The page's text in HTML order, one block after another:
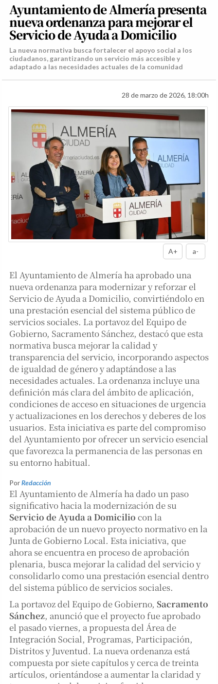
Ayuntamiento de Almería presenta
nueva ordenanza para mejorar el
Servicio de Ayuda a Domicilio
La nueva normativa busca fortalecer el apoyo social a los
ciudadanos, garantizando un servicio más accesible y
adaptado a las necesidades actuales de la comunidad
28 de marzo de 2026, 18:00h
A+ a-
El Ayuntamiento de Almería ha aprobado una
nueva ordenanza para modernizar y reforzar el
Servicio de Ayuda a Domicilio, convirtiéndolo en
una prestación esencial del sistema público de
servicios sociales. La portavoz del Equipo de
Gobierno, Sacramento Sánchez, destacó que esta
normativa busca mejorar la calidad y
transparencia del servicio, incorporando aspectos
de igualdad de género y adaptándose a las
necesidades actuales. La ordenanza incluye una
definición más clara del ámbito de aplicación,
condiciones de acceso en situaciones de urgencia
y actualizaciones en los derechos y deberes de los
usuarios. Esta iniciativa es parte del compromiso
del Ayuntamiento por ofrecer un servicio esencial
que favorezca la permanencia de las personas en
su entorno habitual.
PorRedacción
El Ayuntamiento de Almería ha dado un paso
significativo hacia la modernización de su
Servicio de Ayuda a Domicilio con la
aprobación de un nuevo proyecto normativo en la
Junta de Gobierno Local. Esta iniciativa, que
ahora se encuentra en proceso de aprobación
plenaria, busca mejorar la calidad del servicio y
consolidarlo como una prestación esencial dentro
del sistema público de servicios sociales.
La portavoz del Equipo de Gobierno, Sacramento
Sánchez, anunció que el proyecto fue aprobado
el pasado viernes, a propuesta del Área de
Integración Social, Programas, Participación,
Distritos y Juventud. La nueva ordenanza está
compuesta por siete capítulos y cerca de treinta
artículos, orientándose a aumentar la claridad y